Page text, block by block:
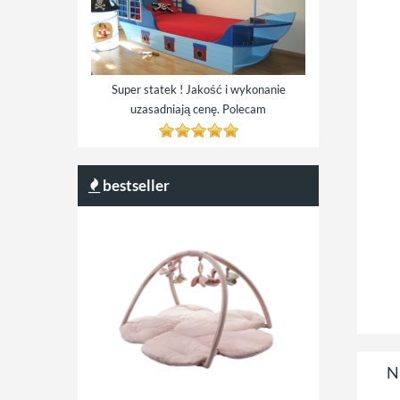
Super statek ! Jakość i wykonanie
uzasadniają cenę. Polecam
bestseller